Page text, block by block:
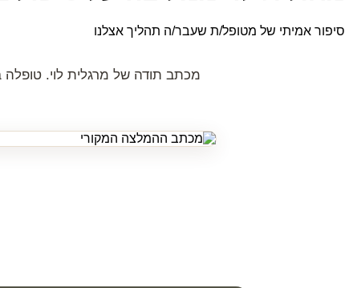
סיפור אמיתי של מטופל/ת שעבר/ה תהליך אצלנו
מכתב תודה של מרגלית לוי.